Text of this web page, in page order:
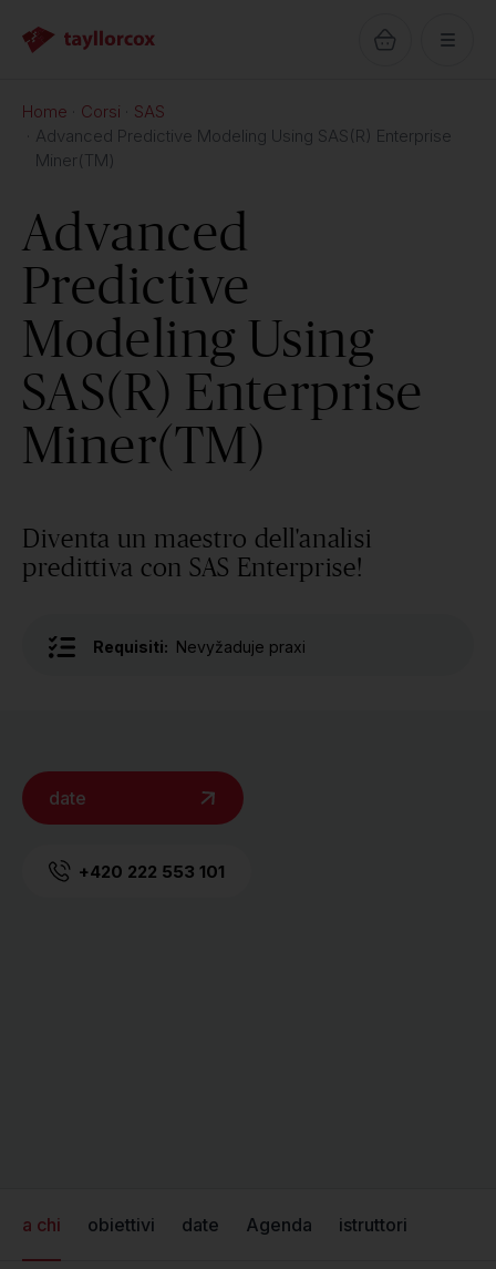
Home Corsi
SAS
Advanced Predictive Modeling Using SAS(R) Enterprise
Miner(TM)
Advanced
Predictive
Modeling Using
SAS(R) Enterprise
Miner(TM)
Diventa un maestro dell'analisi
predittiva con SAS Enterprise!
Requisiti: Nevyžaduje praxi
date
+420 222 553 101
a chi obiettivi date Agenda istruttori